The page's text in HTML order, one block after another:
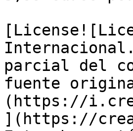
parcial del
fuente
(https://
](https://